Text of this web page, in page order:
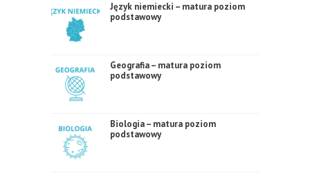
Język niemiecki – matura poziom
podstawowy
Geografia – matura poziom
podstawowy
Biologia – matura poziom
podstawowy